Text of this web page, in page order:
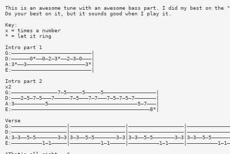
This is an awesome tune with an awesome bass part. I did my best on
Do your best on it, but it sounds good when I play it.
Key:
x = times a number
* = let it ring
Intro part 1
G:——————————————————————————|
D:——————0*——0—2—3*——2—3—0———|
A:3*——3———————————————————3*|
E:——————————————————————————|
Intro part 2
x2
G:———————————————7—5—————5—————5—————————————————|
D:———2—5—7—5———7—————7—5———7—7———7—5—7—5—7———————|
A:3——————————5—————————————————————————————5—7———|
E:—————————————————————————————————————————————8*|
Verse